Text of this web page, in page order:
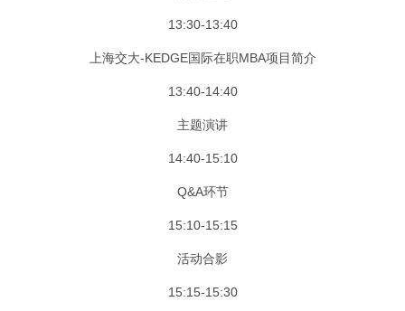
13:30-13:40
上海交大-KEDGE国际在职MBA项目简介
13:40-14:40
主题演讲
14:40-15:10
Q&A环节
15:10-15:15
活动合影
15:15-15:30